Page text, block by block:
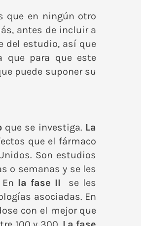
que en ningún otro
antes de incluir a
del estudio, así que
que para que este
puede suponer su
que se investiga. La
que el fármaco
Son estudios
o semanas y se les
la fase II se les
asociadas. En
con el mejor que